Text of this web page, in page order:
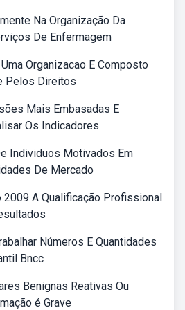
Na Organização Da
De Enfermagem
Organizacao E Composto
Pelos Direitos
Mais Embasadas E
Os Indicadores
Individuos Motivados Em
De Mercado
2009 A Qualificação Profissional
Números E Quantidades
Bncc
Benignas Reativas Ou
é Grave